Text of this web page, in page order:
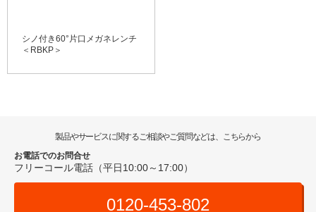
シノ付き60°片口メガネレンチ
＜RBKP＞
製品やサービスに関するご相談やご質問などは、こちらから
お電話でのお問合せ
フリーコール電話（平日10:00～17:00）
0120-453-802